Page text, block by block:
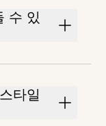
수 있
타일